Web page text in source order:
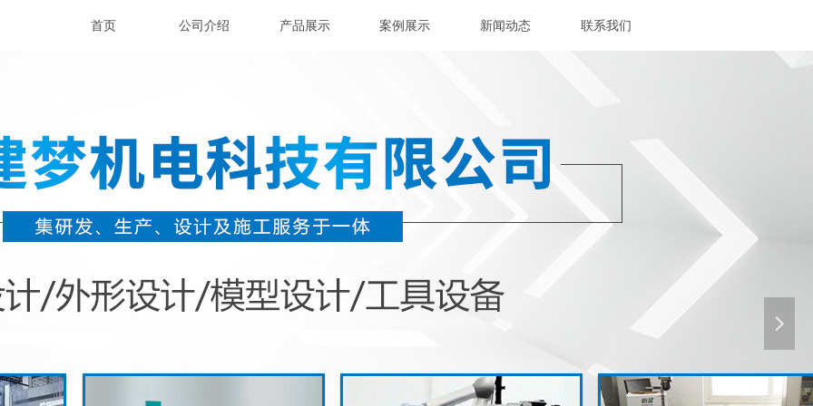
넲
首页 公司介绍 产品展示 案例展示 新闻动态 联系我们